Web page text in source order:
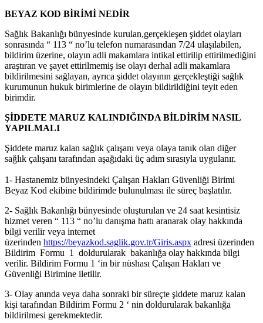
BEYAZ KOD BİRİMİ NEDİR
Sağlık Bakanlığı bünyesinde kurulan,gerçekleşen şiddet olayları
sonrasında “ 113 “ no’lu telefon numarasından 7/24 ulaşılabilen,
bildirim üzerine, olayın adli makamlara intikal ettirilip ettirilmediğini
araştıran ve şayet ettirilmemiş ise olayı derhal adli makamlara
bildirilmesini sağlayan, ayrıca şiddet olayının gerçekleştiği sağlık
kurumunun hukuk birimlerine de olayın bildirildiğini teyit eden
birimdir.
ŞİDDETE MARUZ KALINDIĞINDA BİLDİRİM NASIL
YAPILMALI
Şiddete maruz kalan sağlık çalışanı veya olaya tanık olan diğer
sağlık çalışanı tarafından aşağıdaki üç adım sırasıyla uygulanır.
1- Hastanemiz bünyesindeki Çalışan Hakları Güvenliği Birimi
Beyaz Kod ekibine bildirimde bulunulması ile süreç başlatılır.
2- Sağlık Bakanlığı bünyesinde oluşturulan ve 24 saat kesintisiz
hizmet veren “ 113 “ no’lu danışma hattı aranarak olay hakkında
bilgi verilir veya internet
üzerinden https://beyazkod.saglik.gov.tr/Giris.aspx adresi üzerinden
Bildirim Formu 1 doldurularak bakanlığa olay hakkında bilgi
verilir. Bildirim Formu 1 ‘in bir nüshası Çalışan Hakları ve
Güvenliği Birimine iletilir.
3- Olay anında veya daha sonraki bir süreçte şiddete maruz kalan
kişi tarafından Bildirim Formu 2 ‘ nin doldurularak bakanlığa
bildirilmesi gerekmektedir.